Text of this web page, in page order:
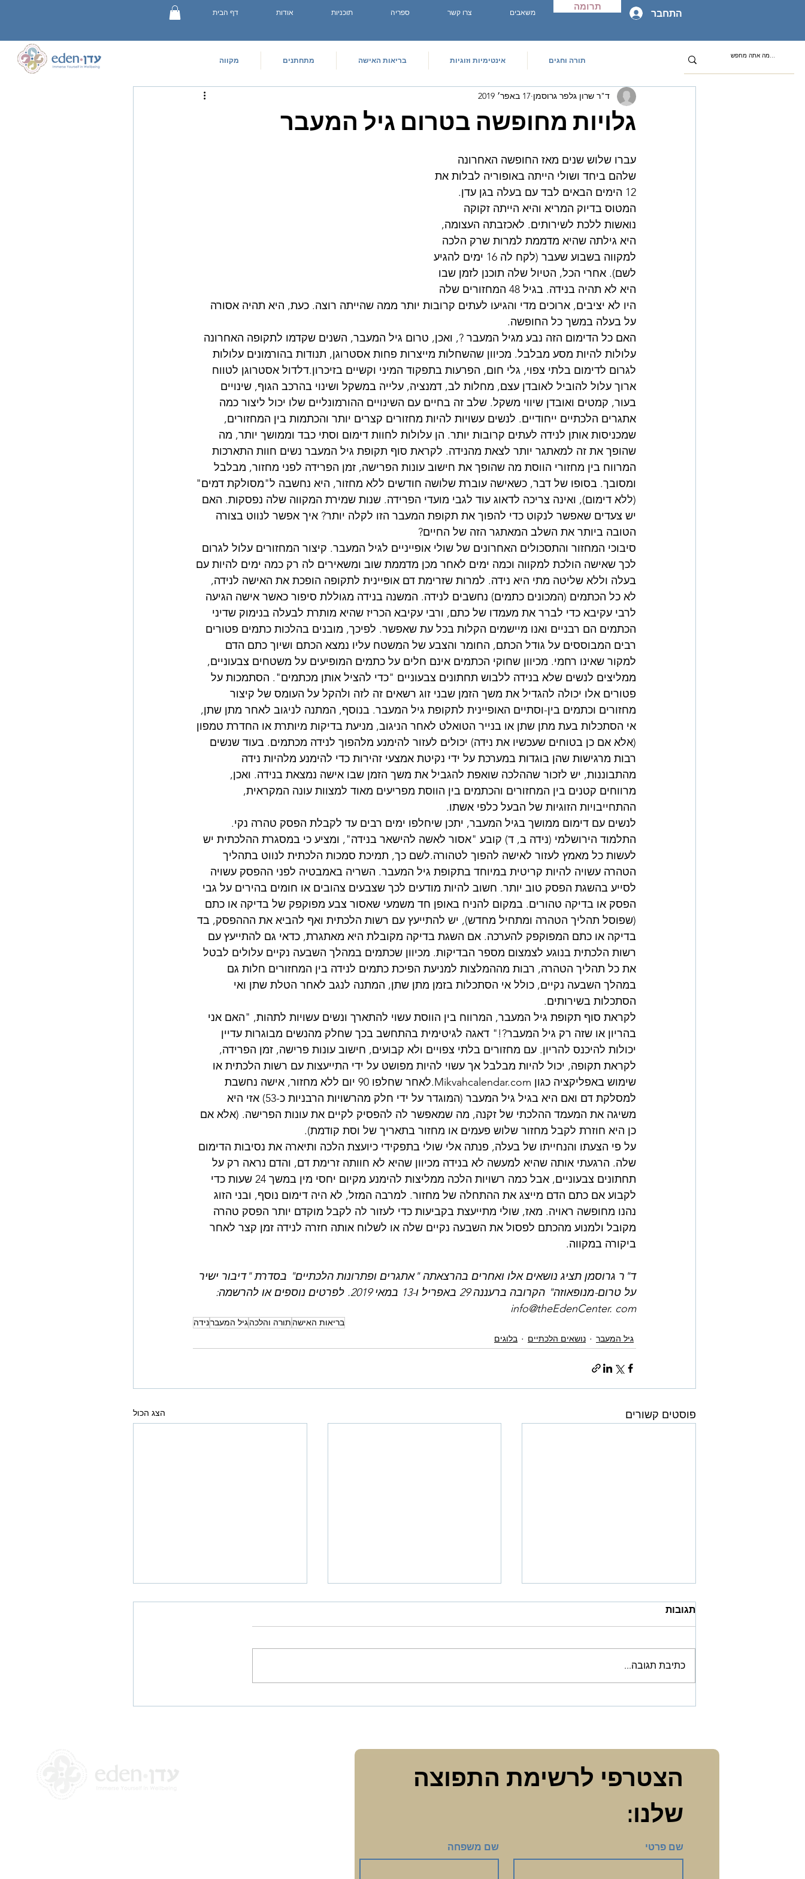
דף הבית אודות תוכניות ספריה צרו קשר משאבים
תרומה
התחבר
מקווה מתחתנים בריאות האישה אינטימיות וזוגיות תורה וחגים
גלויות מחופשה בטרום גיל המעבר
ד"ר שרון גלפר גרוסמן 17 באפר׳ 2019
עברו שלוש שנים מאז החופשה האחרונה
שלהם ביחד ושולי הייתה באופוריה לבלות את
12 הימים הבאים לבד עם בעלה בגן עדן.
המטוס בדיוק המריא והיא הייתה זקוקה
נואשות ללכת לשירותים. לאכזבתה העצומה,
היא גילתה שהיא מדממת למרות שרק הלכה
למקווה בשבוע שעבר (לקח לה 16 ימים להגיע
לשם). אחרי הכל, הטיול שלה תוכנן לזמן שבו
היא לא תהיה בנידה. בגיל 48 המחזורים שלה
היו לא יציבים, ארוכים מדי והגיעו לעתים קרובות יותר ממה שהייתה רוצה. כעת, היא תהיה אסורה
על בעלה במשך כל החופשה.
האם כל הדימום הזה נבע מגיל המעבר ?, ואכן, טרום גיל המעבר, השנים שקדמו לתקופה האחרונה
עלולות להיות מסע מבלבל. מכיוון שהשחלות מייצרות פחות אסטרוגן, תנודות בהורמונים עלולות
לגרום לדימום בלתי צפוי, גלי חום, הפרעות בתפקוד המיני וקשיים בזיכרון.דלדול אסטרוגן לטווח
ארוך עלול להוביל לאובדן עצם, מחלות לב, דמנציה, עלייה במשקל ושינוי בהרכב הגוף, שינויים
בעור, קמטים ואובדן שיווי משקל. שלב זה בחיים עם השינויים ההורמונליים שלו יכול ליצור כמה
אתגרים הלכתיים ייחודיים. לנשים עשויות להיות מחזורים קצרים יותר והכתמות בין המחזורים,
שמכניסות אותן לנידה לעתים קרובות יותר. הן עלולות לחוות דימום וסתי כבד וממושך יותר, מה
שהופך את זה למאתגר יותר לצאת מהנידה. לקראת סוף תקופת גיל המעבר נשים חוות התארכות
המרווח בין מחזורי הווסת מה שהופך את חישוב עונות הפרישה, זמן הפרידה לפני מחזור, מבלבל
ומסובך. בסופו של דבר, כשאישה עוברת שלושה חודשים ללא מחזור, היא נחשבה ל"מסולקת דמים"
(ללא דימום), ואינה צריכה לדאוג עוד לגבי מועדי הפרידה. שנות שמירת המקווה שלה נפסקות. האם
יש צעדים שאפשר לנקוט כדי להפוך את תקופת המעבר הזו לקלה יותר? איך אפשר לנווט בצורה
הטובה ביותר את השלב המאתגר הזה של החיים?
סיבוכי המחזור והתסכולים האחרונים של שולי אופייניים לגיל המעבר. קיצור המחזורים עלול לגרום
לכך שאישה הולכת למקווה וכמה ימים לאחר מכן מדממת שוב ומשאירים לה רק כמה ימים להיות עם
בעלה וללא שליטה מתי היא נידה. למרות שזרימת דם אופיינית לתקופה הופכת את האישה לנידה,
לא כל הכתמים (המכונים כתמים) נחשבים לנידה. המשנה בנידה מגוללת סיפור כאשר אישה הגיעה
לרבי עקיבא כדי לברר את מעמדו של כתם, ורבי עקיבא הכריז שהיא מותרת לבעלה בנימוק שדיני
הכתמים הם רבניים ואנו מיישמים הקלות בכל עת שאפשר. לפיכך, מובנים בהלכות כתמים פטורים
רבים המבוססים על גודל הכתם, החומר והצבע של המשטח עליו נמצא הכתם ושיוך כתם הדם
למקור שאינו רחמי. מכיוון שחוקי הכתמים אינם חלים על כתמים המופיעים על משטחים צבעוניים,
ממליצים לנשים שלא בנידה ללבוש תחתונים צבעוניים "כדי להציל אותן מכתמים". הסתמכות על
פטורים אלו יכולה להגדיל את משך הזמן שבני זוג רשאים זה לזה ולהקל על העומס של קיצור
מחזורים וכתמים בין-וסתיים האופיינית לתקופת גיל המעבר. בנוסף, המתנה לניגוב לאחר מתן שתן,
אי הסתכלות בעת מתן שתן או בנייר הטואלט לאחר הניגוב, מניעת בדיקות מיותרת או החדרת טמפון
(אלא אם כן בטוחים שעכשיו את נידה) יכולים לעזור להימנע מלהפוך לנידה מכתמים. בעוד שנשים
רבות מרגישות שהן בוגדות במערכת על ידי נקיטת אמצעי זהירות כדי להימנע מלהיות נידה
מהתבוננות, יש לזכור שההלכה שואפת להגביל את משך הזמן שבו אישה נמצאת בנידה. ואכן,
מרווחים קטנים בין המחזורים והכתמים בין הווסת מפריעים מאוד למצוות עונה המקראית,
ההתחייבויות הזוגיות של הבעל כלפי אשתו.
לנשים עם דימום ממושך בגיל המעבר, יתכן שיחלפו ימים רבים עד לקבלת הפסק טהרה נקי.
התלמוד הירושלמי (נידה ב, ד) קובע "אסור לאשה להישאר בנידה", ומציע כי במסגרת ההלכתית יש
לעשות כל מאמץ לעזור לאישה להפוך לטהורה.לשם כך, תמיכת סמכות הלכתית לנווט בתהליך
הטהרה עשויה להיות קריטית במיוחד בתקופת גיל המעבר. השריה באמבטיה לפני ההפסק עשויה
לסייע בהשגת הפסק טוב יותר. חשוב להיות מודעים לכך שצבעים צהובים או חומים בהירים על גבי
הפסק או בדיקה טהורים. במקום להניח באופן חד משמעי שאסור צבע מפוקפק של בדיקה או כתם
(שפוסל תהליך הטהרה ומתחיל מחדש), יש להתייעץ עם רשות הלכתית ואף להביא את הההפסק, בד
בדיקה או כתם המפוקפק להערכה. אם השגת בדיקה מקובלת היא מאתגרת, כדאי גם להתייעץ עם
רשות הלכתית בנוגע לצמצום מספר הבדיקות. מכיוון שכתמים במהלך השבעה נקיים עלולים לבטל
את כל תהליך הטהרה, רבות מההמלצות למניעת הפיכת כתמים לנידה בין המחזורים חלות גם
במהלך השבעה נקיים, כולל אי ​​הסתכלות בזמן מתן שתן, המתנה לנגב לאחר הטלת שתן ואי
הסתכלות בשירותים.
לקראת סוף תקופת גיל המעבר, המרווח בין הווסת עשוי להתארך ונשים עשויות לתהות, "האם אני
בהריון או שזה רק גיל המעבר?!" דאגה לגיטימית בהתחשב בכך שחלק מהנשים מבוגרות עדיין
יכולות להיכנס להריון. עם מחזורים בלתי צפויים ולא קבועים, חישוב עונות פרישה, זמן הפרידה,
לקראת תקופה, יכול להיות מבלבל אך עשוי להיות מפושט על ידי התייעצות עם רשות הלכתית או
שימוש באפליקציה כגון Mikvahcalendar.com.לאחר שחלפו 90 יום ללא מחזור, אישה נחשבת
למסלקת דם ואם היא בגיל גיל המעבר (המוגדר על ידי חלק מהרשויות הרבניות כ-53) אזי היא
משיגה את המעמד ההלכתי של זקנה, מה שמאפשר לה להפסיק לקיים את עונות הפרישה. (אלא אם
כן היא חוזרת לקבל מחזור שלוש פעמים או מחזור בתאריך של וסת קודמת).
על פי הצעתו והנחייתו של בעלה, פנתה אלי שולי בתפקידי כיועצת הלכה ותיארה את נסיבות הדימום
שלה. הרגעתי אותה שהיא למעשה לא בנידה מכיוון שהיא לא חוותה זרימת דם, והדם נראה רק על
תחתונים צבעוניים, אבל כמה רשויות הלכה ממליצות להימנע מקיום יחסי מין במשך 24 שעות כדי
לקבוע אם כתם הדם מייצג את ההתחלה של מחזור. למרבה המזל, לא היה דימום נוסף, ובני הזוג
נהנו מחופשה ראויה. מאז, שולי מתייעצת בקביעות כדי לעזור לה לקבל מוקדם יותר הפסק טהרה
מקובל ולמנוע מהכתם לפסול את השבעה נקיים שלה או לשלוח אותה חזרה לנידה זמן קצר לאחר
ביקורה במקווה.
ד"ר גרוסמן תציג נושאים אלו ואחרים בהרצאתה "אתגרים ופתרונות הלכתיים" בסדרת "דיבור ישיר
על טרום-מנופאוזה" הקרובה ברעננה 29 באפריל ו-13 במאי 2019. לפרטים נוספים או להרשמה:
info@theEdenCenter. com
בריאות האישה תורה והלכהגיל המעברנידה
גיל המעבר
נושאים הלכתיים בלוגים
פוסטים קשורים הצג הכול
תגובות
כתיבת תגובה...
שלנו:
שם פרטי שם משפחה